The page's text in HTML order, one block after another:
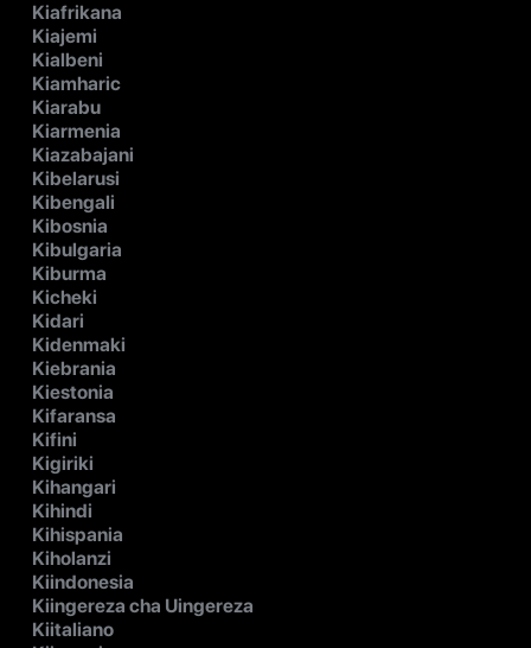
Kiafrikana
Kiajemi
Kialbeni
Kiamharic
Kiarabu
Kiarmenia
Kiazabajani
Kibelarusi
Kibengali
Kibosnia
Kibulgaria
Kiburma
Kicheki
Kidari
Kidenmaki
Kiebrania
Kiestonia
Kifaransa
Kifini
Kigiriki
Kihangari
Kihindi
Kihispania
Kiholanzi
Kiindonesia
Kiingereza cha Uingereza
Kiitaliano